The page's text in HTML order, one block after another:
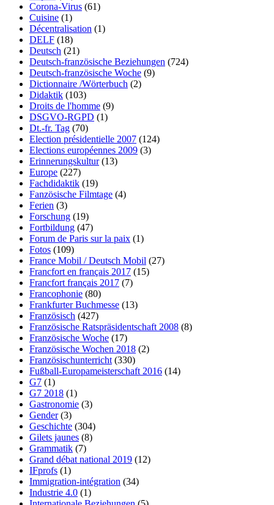
Corona-Virus (61)
Cuisine (1)
Décentralisation (1)
DELF (18)
Deutsch (21)
Deutsch-französische Beziehungen (724)
Deutsch-französische Woche (9)
Dictionnaire /Wörterbuch (2)
Didaktik (103)
Droits de l'homme (9)
DSGVO-RGPD (1)
Dt.-fr. Tag (70)
Election présidentielle 2007 (124)
Elections européennes 2009 (3)
Erinnerungskultur(13)
Europe (227)
Fachdidaktik (19)
Fanzösische Filmtage (4)
Ferien (3)
Forschung (19)
Fortbildung (47)
Forum de Paris sur la paix (1)
Fotos (109)
France Mobil / Deutsch Mobil (27)
Francfort en français 2017 (15)
Francfort français 2017 (7)
Francophonie (80)
Frankfurter Buchmesse (13)
Französisch (427)
Französische Ratspräsidentschaft 2008 (8)
Französische Woche (17)
Französische Wochen 2018 (2)
Französischunterricht (330)
Fußball-Europameisterschaft 2016 (14)
G7 (1)
G7 2018 (1)
Gastronomie (3)
Gender(3)
Geschichte (304)
Gilets jaunes (8)
Grammatik (7)
Grand débat national 2019 (12)
IFprofs (1)
Immigration-intégration (34)
Industrie 4.0 (1)